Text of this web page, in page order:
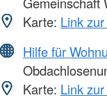
Karte: Link
Hilfe für
Karte: Link